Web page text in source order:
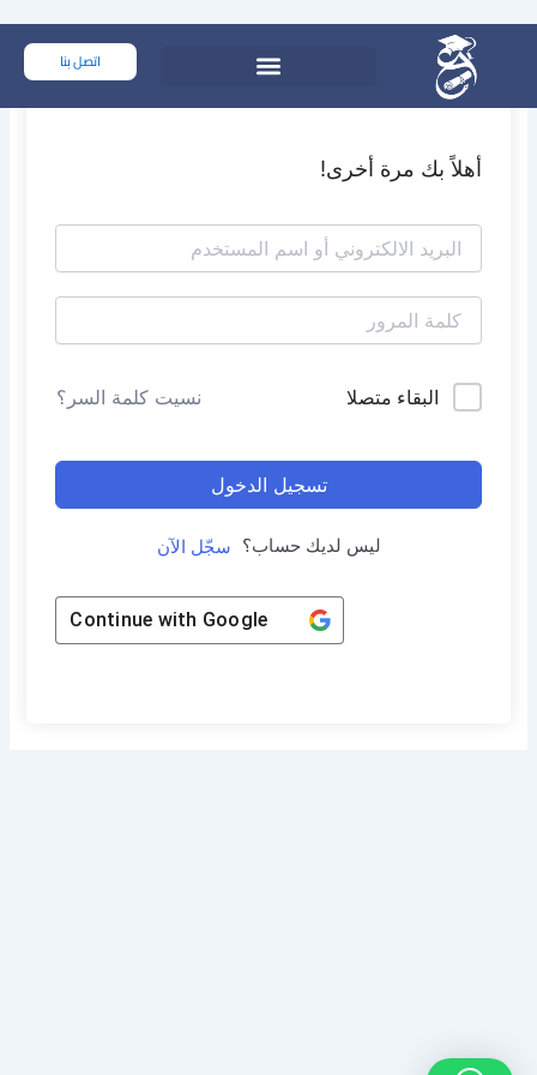
المحتوى
اتصل بنا
أهلاً بك مرة أخرى!
البقاء متصلا نسيت كلمة السر؟
تسجيل الدخول
ليس لديك حساب؟ سجّل الآن
Continue with Google